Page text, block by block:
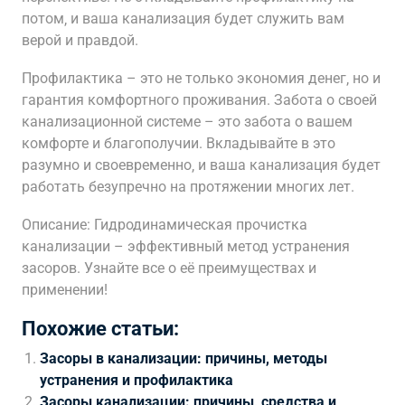
потом‚ и ваша канализация будет служить вам
верой и правдой.
Профилактика – это не только экономия денег‚ но и
гарантия комфортного проживания. Забота о своей
канализационной системе – это забота о вашем
комфорте и благополучии. Вкладывайте в это
разумно и своевременно‚ и ваша канализация будет
работать безупречно на протяжении многих лет.
Описание: Гидродинамическая прочистка
канализации – эффективный метод устранения
засоров. Узнайте все о её преимуществах и
применении!
Похожие статьи:
Засоры в канализации: причины, методы
устранения и профилактика